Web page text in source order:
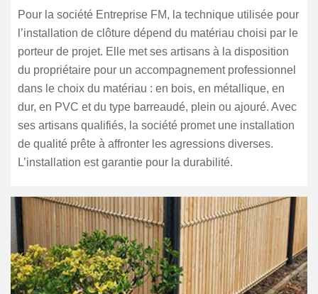
Pour la société Entreprise FM, la technique utilisée pour
l’installation de clôture dépend du matériau choisi par le
porteur de projet. Elle met ses artisans à la disposition
du propriétaire pour un accompagnement professionnel
dans le choix du matériau : en bois, en métallique, en
dur, en PVC et du type barreaudé, plein ou ajouré. Avec
ses artisans qualifiés, la société promet une installation
de qualité prête à affronter les agressions diverses.
L’installation est garantie pour la durabilité.